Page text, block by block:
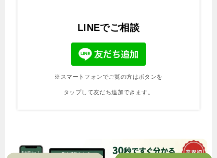
LINEでご相談
※スマートフォンでご覧の方はボタンを
タップして友だち追加できます。